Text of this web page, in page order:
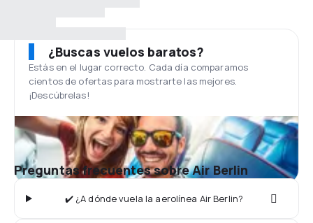
¿Buscas vuelos baratos?
Estás en el lugar correcto. Cada día comparamos
cientos de ofertas para mostrarte las mejores.
¡Descúbrelas!
Preguntas frecuentes sobre Air Berlin
✔️ ¿A dónde vuela la aerolínea Air Berlin?